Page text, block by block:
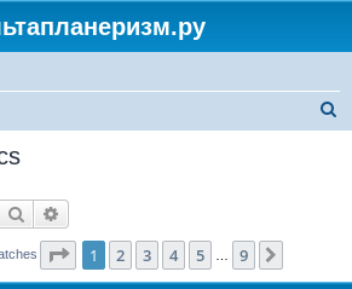
Search
Page 1of 9
1 2 3 4 5 9